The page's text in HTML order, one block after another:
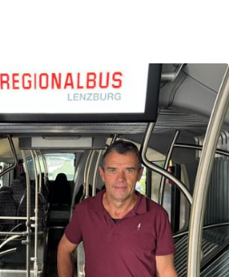
Retour
offre variée de routeurs.